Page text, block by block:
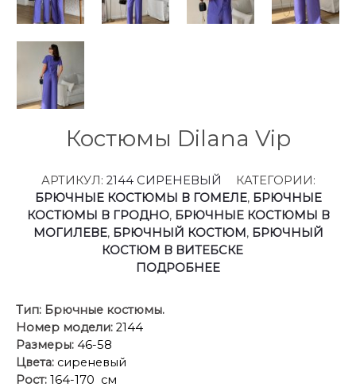
Костюмы Dilana Vip
АРТИКУЛ: 2144 СИРЕНЕВЫЙ
КАТЕГОРИИ:
БРЮЧНЫЕ КОСТЮМЫ В ГОМЕЛЕ, БРЮЧНЫЕ
КОСТЮМЫ В ГРОДНО, БРЮЧНЫЕ КОСТЮМЫ В
МОГИЛЕВЕ, БРЮЧНЫЙ КОСТЮМ, БРЮЧНЫЙ
КОСТЮМ В ВИТЕБСКЕ
ПОДРОБНЕЕ
Тип: Брючные костюмы.
Номер модели: 2144
Размеры: 46-58
Цвета: сиреневый
Рост: 164-170 см